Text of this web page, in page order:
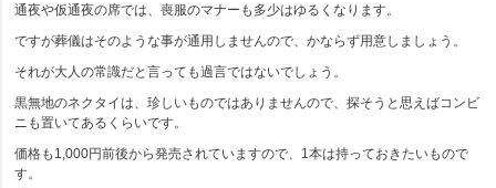
通夜や仮通夜の席では、喪服のマナーも多少はゆるくなります。
ですが葬儀はそのような事が通用しませんので、かならず用意しましょう。
それが大人の常識だと言っても過言ではないでしょう。
黒無地のネクタイは、珍しいものではありませんので、探そうと思えばコンビ
ニも置いてあるくらいです。
価格も1,000円前後から発売されていますので、1本は持っておきたいもので
す。